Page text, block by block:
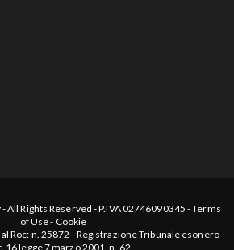
-All Rights Reserved - P.IVA 02746090345 -Terms
of Use- Cookie
Roc: n. 25872 - Registrazione Tribunale esonero
16 legge 7 marzo 2001, n. 62